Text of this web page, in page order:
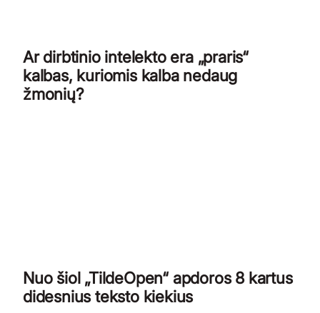
Ar dirbtinio intelekto era „praris“
kalbas, kuriomis kalba nedaug
žmonių?
Nuo šiol „TildeOpen“ apdoros 8 kartus
didesnius teksto kiekius